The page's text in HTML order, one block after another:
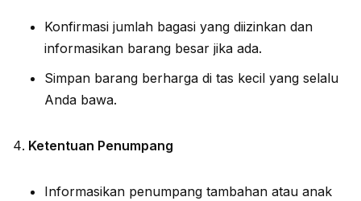
Konfirmasi jumlah bagasi yang diizinkan dan
informasikan barang besar jika ada.
Simpan barang berharga di tas kecil yang selalu
Anda bawa.
Ketentuan Penumpang
Informasikan penumpang tambahan atau anak